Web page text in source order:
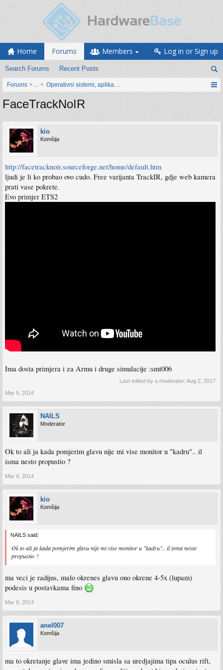
Home Forums
Search Forums Recent Posts
Members Log in or Sign up
Forums ... Operativni sistemi, aplikacije i programiranje
FaceTrackNoIR
kio
Komšija
http://facetracknoir.sourceforge.net/home/default.htm
ljudi je li ko probao ovo cudo. Free varijanta TrackIR, gdje web kamera
prati vase pokrete.
Evo primjer ETS2
Ima dosta primjera i za Armu i druge simulacije :smt006
Last edited by a moderator: Aug 2, 2017
Mar 9, 2014
NAILS
Moderator
Ok to ali ja kada pomjerim glavu nije mi vise monitor u "kadru".. il
isma nesto propustio ?
Mar 9, 2014
kio
Komšija
NAILS said:
Ok to ali ja kada pomjerim glavu nije mi vise monitor u "kadru".. il isma nesto
propustio ?
ma veci je radijus, malo okrenes glavu ono okrene 4-5x (lupam)
podesis u postavkama fino
Mar 9, 2014
anel007
Komšija
ma to okretanje glave ima jedino smisla sa uredjajima tipa oculus rift,